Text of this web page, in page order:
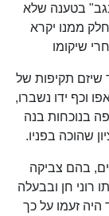
הנגב" בטענה שלא
ממנו יקרא
שיקומו
בחשד שיזם תקיפות של
וכף ידו נשברו,
בנוכחות בנה
שהוכה בפניו.
בהם צביקה
רוני חן ובבעלה
זעמו על כך